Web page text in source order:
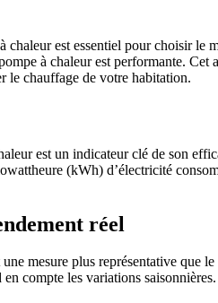
est essentiel pour choisir
à chaleur est performante.
le chauffage de votre habitation.
est un indicateur clé de son
(kWh) d’électricité
réel
mesure plus représentative que
compte les variations